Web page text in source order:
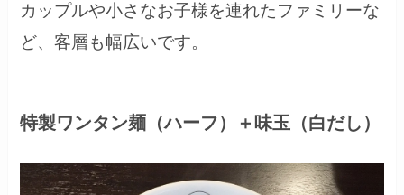
カップルや小さなお子様を連れたファミリーな
ど、客層も幅広いです。
特製ワンタン麺（ハーフ）＋味玉（白だし）